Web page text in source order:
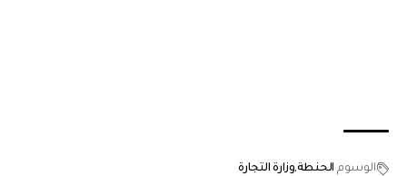
الوسوم الحنطةوزارة التجارة